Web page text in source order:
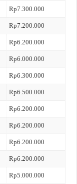
Rp7.300.000
Rp7.200.000
Rp6.200.000
Rp6.000.000
Rp6.300.000
Rp6.500.000
Rp6.200.000
Rp6.200.000
Rp6.200.000
Rp6.200.000
Rp5.000.000